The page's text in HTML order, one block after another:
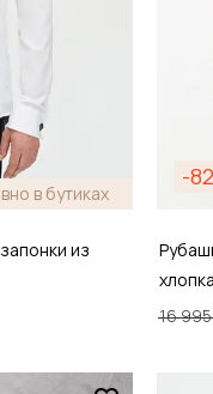
в бутиках
из
-
16